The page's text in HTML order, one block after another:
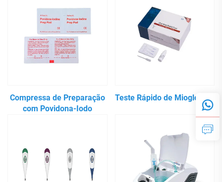
Compressa de Preparação
com Povidona-Iodo
Teste Rápido de Mioglobina